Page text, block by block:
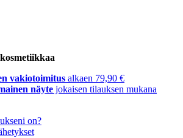
vakiotoimitus alkaen 79,90 €
näyte jokaisen tilauksen mukana
on?